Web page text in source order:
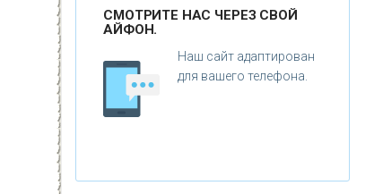
РЕЛИГИЯ
АТАКЛИЗМЫ
НОВЫЕ ТЕХНОЛОГИИ
СМОТРИТЕ НАС ЧЕРЕЗ СВОЙ
АЙФОН.
Наш сайт адаптирован
для вашего телефона.